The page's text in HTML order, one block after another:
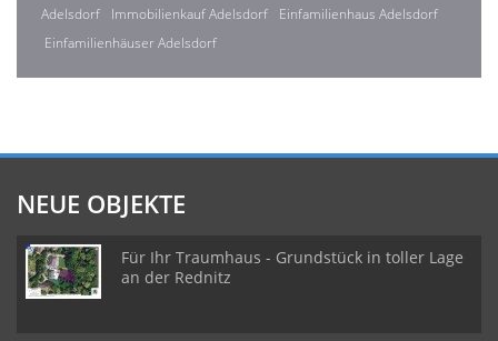
Adelsdorf
Immobilienkauf Adelsdorf
Einfamilienhaus Adelsdorf
Einfamilienhäuser Adelsdorf
NEUE OBJEKTE
Für Ihr Traumhaus - Grundstück in toller Lage
an der Rednitz